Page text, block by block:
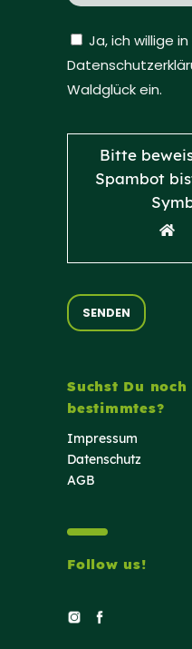
Ja, ich willige
Waldglück ein.
Bitte
Spambot
Suchst Du noch
bestimmtes?
Impressum
Datenschutz
AGB
Follow us!